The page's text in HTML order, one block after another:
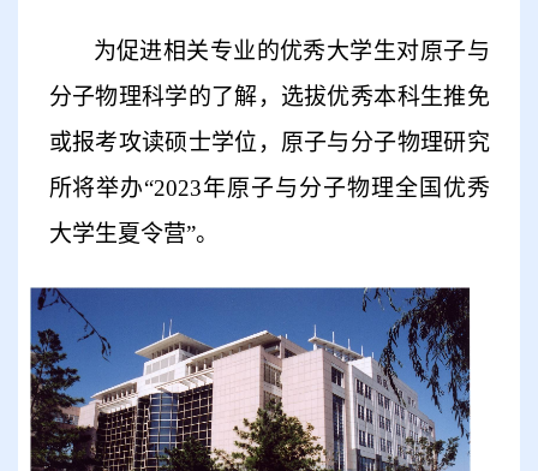
为促进相关专业的优秀大学生对原子与
分子物理科学的了解，选拔优秀本科生推免
或报考攻读硕士学位，原子与分子物理研究
所将举办“2023年原子与分子物理全国优秀
大学生夏令营”。